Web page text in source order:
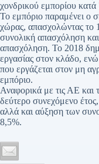
χονδρικού εμπορίου κατά
Το εμπόριο παραμένει ο
χώρας, απασχολώντας το
συνολική απασχόληση
απασχόληση. Το 2018
εργασίας στον κλάδο,
που εργάζεται στον μη
εμπόριο.
Αναφορικά με τις ΑΕ και
δεύτερο συνεχόμενο
αλλά και αύξηση των
8,5%.